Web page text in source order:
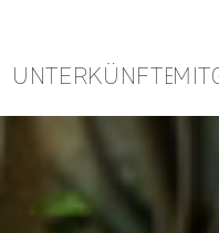
UNTERKÜNFTE